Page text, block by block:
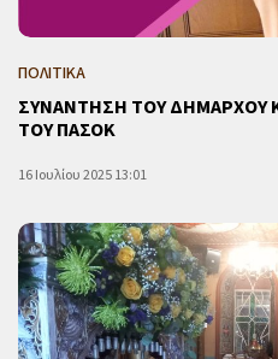
ΠΟΛΙΤΙΚΑ
ΣΥΝΑΝΤΗΣΗ ΤΟΥ ΔΗΜΑΡΧΟΥ
ΤΟΥ ΠΑΣΟΚ
16 Ιουλίου 2025 13:01